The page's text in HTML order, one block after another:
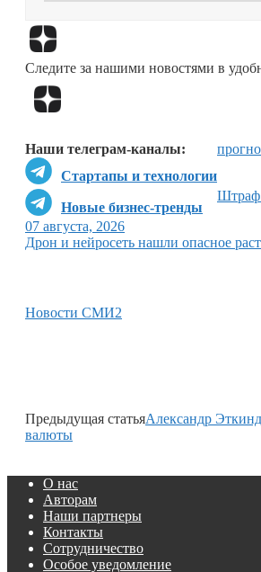
Следите за нашими новостями в
Наши телеграм-каналы:
Стартапы и технологии
Новые бизнес-тренды
Штраф
07 августа, 2026
Дрон и нейросеть нашли опасное
Новости СМИ2
Предыдущая статьяАлександр
валюты
О нас
Авторам
Наши партнеры
Контакты
Сотрудничество
Особое уведомление